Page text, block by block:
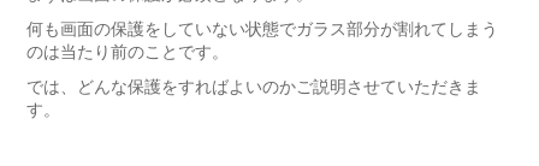
何も画面の保護をしていない状態でガラス部分が割れてしまう
のは当たり前のことです。
では、どんな保護をすればよいのかご説明させていただきま
す。